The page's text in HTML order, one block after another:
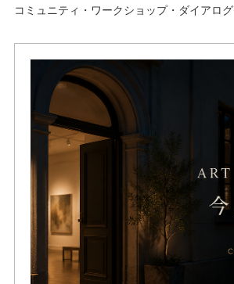
コミュニティ・ワークショップ・ダイアログ